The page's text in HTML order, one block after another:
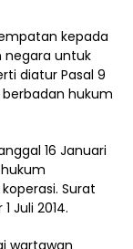
kepada
negara untuk
diatur Pasal 9
hukum
16 Januari
Surat
Juli 2014.
wartawan